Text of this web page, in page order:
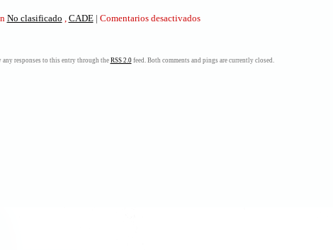
No clasificado CADE | Comentarios desactivadosen
son
responses to this entry through the RSS 2.0feed. Both comments and pings are currently closed.